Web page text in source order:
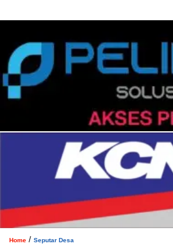
Home / Seputar Desa